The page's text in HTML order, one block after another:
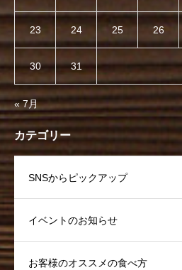
23 24 25 26
30 31
« 7月
カテゴリー
SNSからピックアップ
イベントのお知らせ
お客様のオススメの食べ方